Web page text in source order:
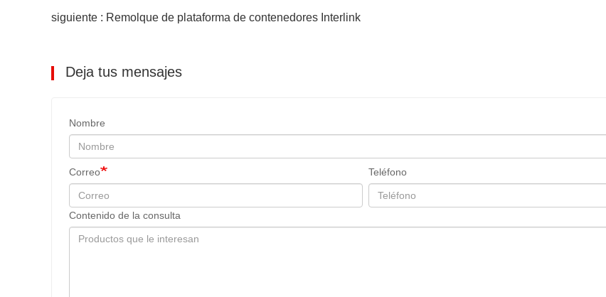
siguiente : Remolque de plataforma de contenedores Interlink
Deja tus mensajes
Nombre
Correo Teléfono
Contenido de la consulta